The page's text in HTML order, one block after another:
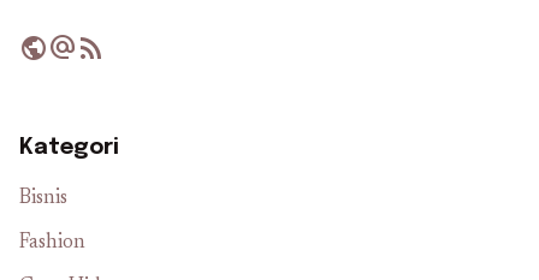
publicalternate_emailrss_feed
Kategori
Bisnis
Fashion